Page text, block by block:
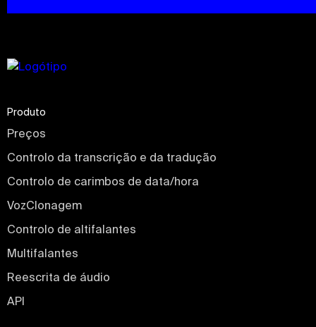
Produto
Preços
Controlo da transcrição e da tradução
Controlo de carimbos de data/hora
VozClonagem
Controlo de altifalantes
Multifalantes
Reescrita de áudio
API